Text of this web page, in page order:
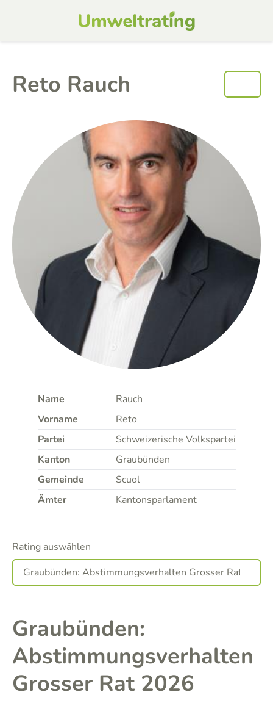
Reto Rauch
Name
Rauch
Vorname
Reto
Partei
Schweizerische Volkspartei
Kanton
Graubünden
Gemeinde
Scuol
Ämter
Kantonsparlament
Rating auswählen
Graubünden:
Abstimmungsverhalten
Grosser Rat 2026